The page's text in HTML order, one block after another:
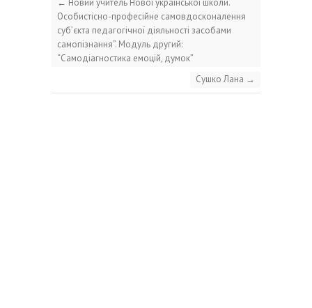
← Новий учитель Нової української школи.
Особистісно-професійне самовдосконалення
суб’єкта педагогічної діяльності засобами
самопізнання”. Модуль другий:
“Самодіагностика емоцій, думок”
Сушко Лана →